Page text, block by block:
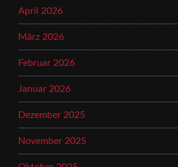
April 2026
März 2026
Februar 2026
Januar 2026
Dezember 2025
November 2025